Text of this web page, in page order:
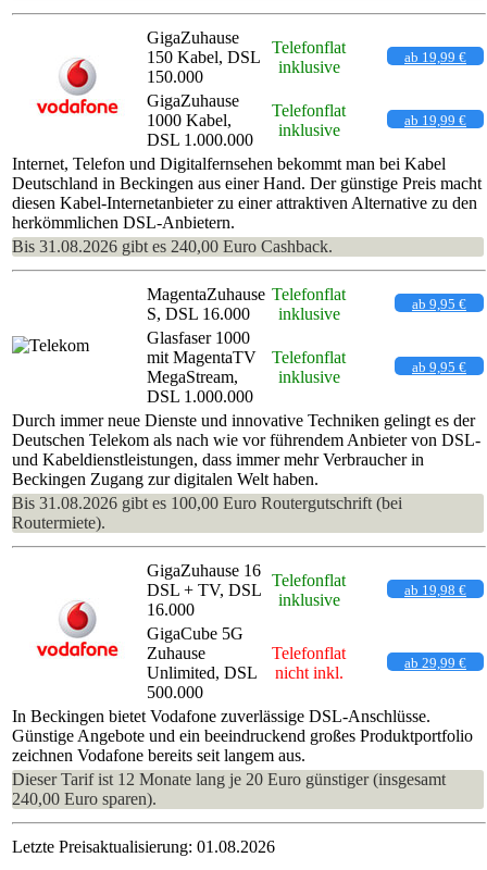
GigaZuhause
150 Kabel, DSL
150.000
Telefonflat
inklusive
ab 19,99 €
GigaZuhause
1000 Kabel,
DSL 1.000.000
Telefonflat
inklusive
ab 19,99 €
Internet, Telefon und Digitalfernsehen bekommt man bei Kabel
Deutschland in Beckingen aus einer Hand. Der günstige Preis macht
diesen Kabel-Internetanbieter zu einer attraktiven Alternative zu den
herkömmlichen DSL-Anbietern.
Bis 31.08.2026 gibt es 240,00 Euro Cashback.
MagentaZuhause
S, DSL 16.000
Telefonflat
inklusive
ab 9,95 €
Glasfaser 1000
mit MagentaTV
MegaStream,
DSL 1.000.000
Telefonflat
inklusive
ab 9,95 €
Durch immer neue Dienste und innovative Techniken gelingt es der
Deutschen Telekom als nach wie vor führendem Anbieter von DSL-
und Kabeldienstleistungen, dass immer mehr Verbraucher in
Beckingen Zugang zur digitalen Welt haben.
Bis 31.08.2026 gibt es 100,00 Euro Routergutschrift (bei
Routermiete).
GigaZuhause 16
DSL + TV, DSL
16.000
Telefonflat
inklusive
ab 19,98 €
GigaCube 5G
Zuhause
Unlimited, DSL
500.000
Telefonflat
nicht inkl.
ab 29,99 €
In Beckingen bietet Vodafone zuverlässige DSL-Anschlüsse.
Günstige Angebote und ein beeindruckend großes Produktportfolio
zeichnen Vodafone bereits seit langem aus.
Dieser Tarif ist 12 Monate lang je 20 Euro günstiger (insgesamt
240,00 Euro sparen).
Letzte Preisaktualisierung: 01.08.2026